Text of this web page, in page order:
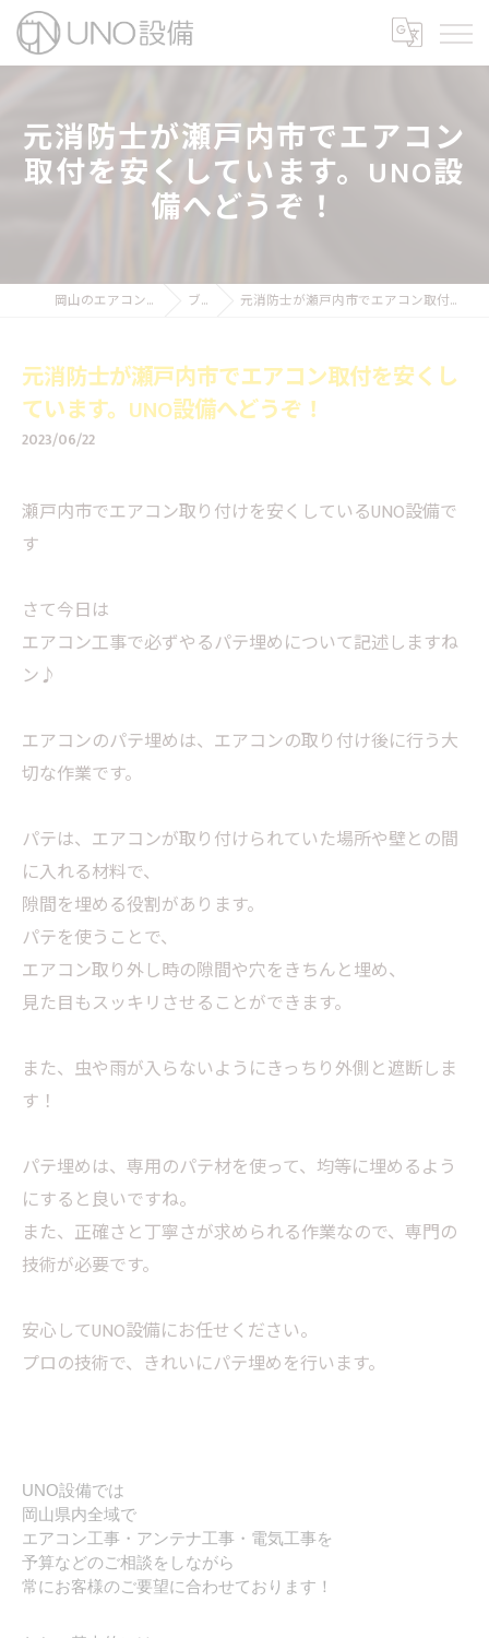
元消防士が瀬戸内市でエアコン
取付を安くしています。UNO設
備へどうぞ！
岡山のエアコン工事ならUNO設備 ブログ 元消防士が瀬戸内市でエアコン取付を安くしています。UNO設備へどうぞ！
元消防士が瀬戸内市でエアコン取付を安くし
ています。UNO設備へどうぞ！
2023/06/22
瀬戸内市でエアコン取り付けを安くしているUNO設備で
す
さて今日は
エアコン工事で必ずやるパテ埋めについて記述しますね
ン♪
エアコンのパテ埋めは、エアコンの取り付け後に行う大
切な作業です。
パテは、エアコンが取り付けられていた場所や壁との間
に入れる材料で、
隙間を埋める役割があります。
パテを使うことで、
エアコン取り外し時の隙間や穴をきちんと埋め、
見た目もスッキリさせることができます。
また、虫や雨が入らないようにきっちり外側と遮断しま
す！
パテ埋めは、専用のパテ材を使って、均等に埋めるよう
にすると良いですね。
また、正確さと丁寧さが求められる作業なので、専門の
技術が必要です。
安心してUNO設備にお任せください。
プロの技術で、きれいにパテ埋めを行います。
UNO設備では
岡山県内全域で
エアコン工事・アンテナ工事・電気工事を
予算などのご相談をしながら
常にお客様のご要望に合わせております！